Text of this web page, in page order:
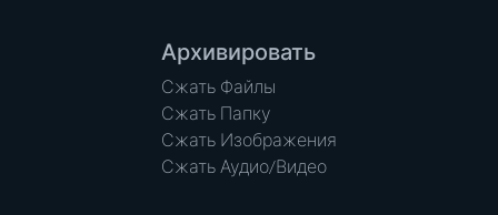
Архивировать
Сжать Файлы
Сжать Папку
Сжать Изображения
Сжать Аудио/Видео